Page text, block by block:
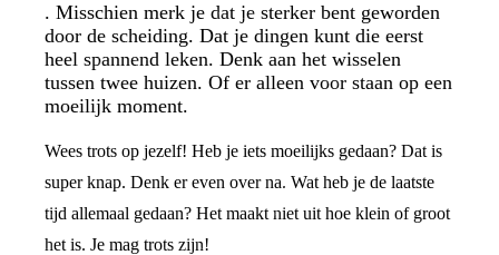
. Misschien merk je dat je sterker bent geworden
door de scheiding. Dat je dingen kunt die eerst
heel spannend leken. Denk aan het wisselen
tussen twee huizen. Of er alleen voor staan op een
moeilijk moment.
Wees trots op jezelf! Heb je iets moeilijks gedaan? Dat is
super knap. Denk er even over na. Wat heb je de laatste
tijd allemaal gedaan? Het maakt niet uit hoe klein of groot
het is. Je mag trots zijn!